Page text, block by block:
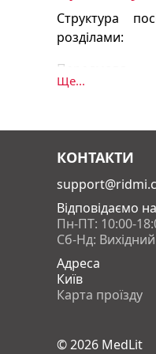
Cтруктура
розділами:
Передмова.
Розділ III.
Розділ IV.
Розділ V.
українських
Посібник
Ще...
КОНТАКТИ
Відповідаємо
Пн-ПТ: 10:00-
Сб-Нд: Вихідний
Адреса
Київ
Карта проїзду
© 2026 MedLit